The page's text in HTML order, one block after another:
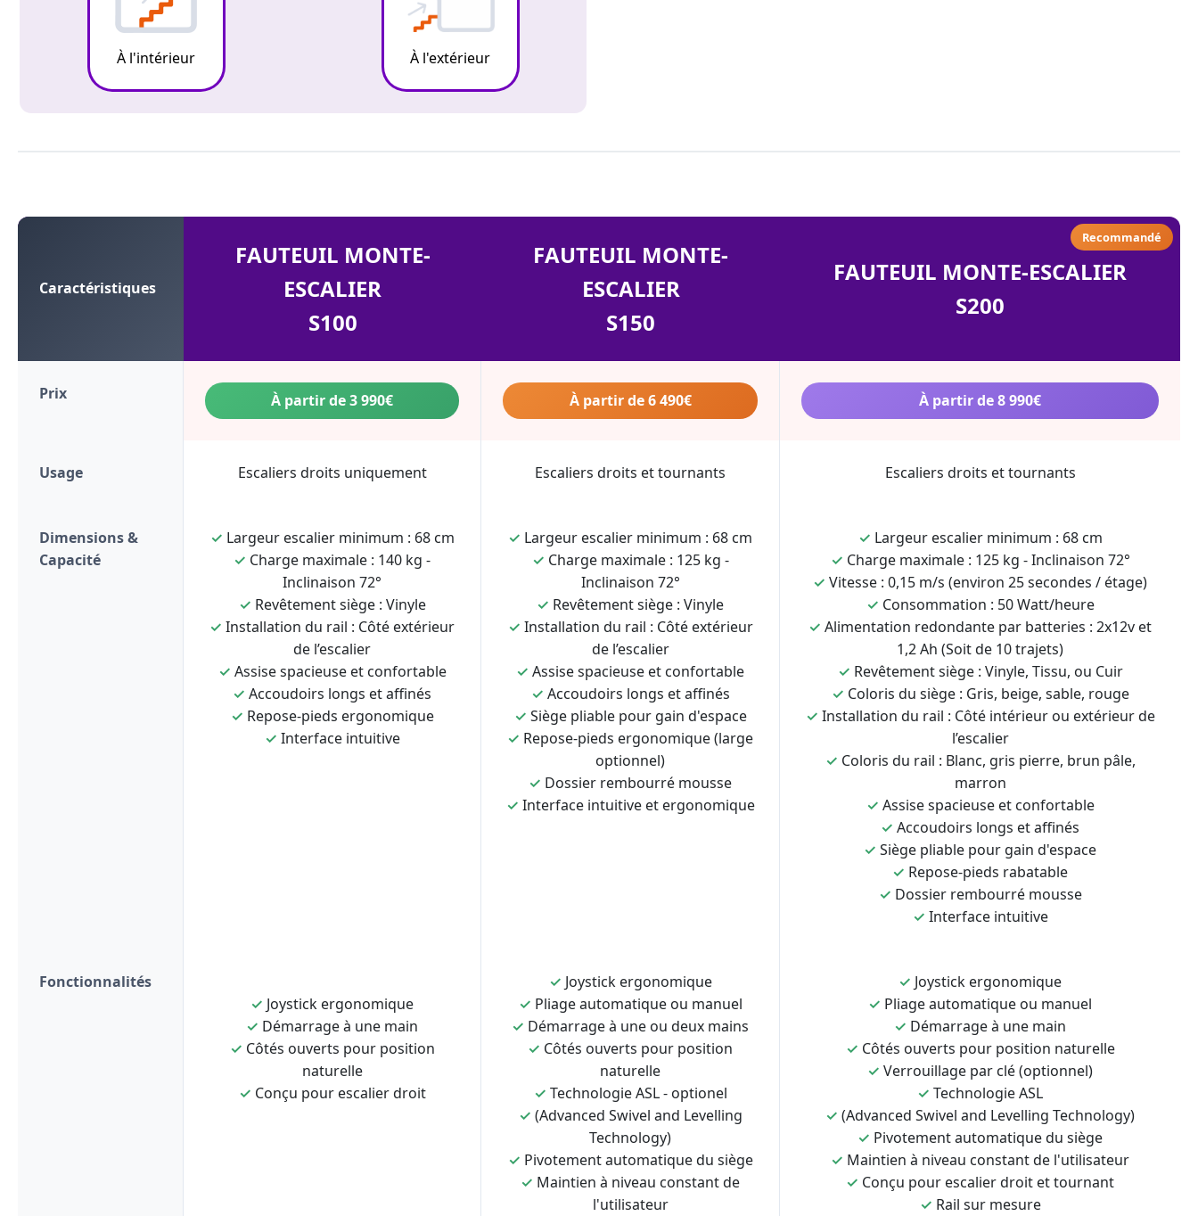
À l'intérieur À l'extérieur
Caractéristiques
FAUTEUIL MONTE-
ESCALIER
S100
FAUTEUIL MONTE-
ESCALIER
S150
FAUTEUIL MONTE-ESCALIER
S200
Recommandé
Prix À partir de 3 990€ À partir de 6 490€ À partir de 8 990€
Usage Escaliers droits uniquement Escaliers droits et tournants Escaliers droits et tournants
Dimensions &
Capacité
✓ Largeur escalier minimum : 68 cm
✓ Charge maximale : 140 kg -
Inclinaison 72°
✓ Revêtement siège : Vinyle
✓ Installation du rail : Côté extérieur
de l’escalier
✓ Assise spacieuse et confortable
✓ Accoudoirs longs et affinés
✓ Repose-pieds ergonomique
✓ Interface intuitive
✓ Largeur escalier minimum : 68 cm
✓ Charge maximale : 125 kg -
Inclinaison 72°
✓ Revêtement siège : Vinyle
✓ Installation du rail : Côté extérieur
de l’escalier
✓ Assise spacieuse et confortable
✓ Accoudoirs longs et affinés
✓ Siège pliable pour gain d'espace
✓ Repose-pieds ergonomique (large
optionnel)
✓ Dossier rembourré mousse
✓ Interface intuitive et ergonomique
✓ Largeur escalier minimum : 68 cm
✓ Charge maximale : 125 kg - Inclinaison 72°
✓ Vitesse : 0,15 m/s (environ 25 secondes / étage)
✓ Consommation : 50 Watt/heure
✓ Alimentation redondante par batteries : 2x12v et
1,2 Ah (Soit de 10 trajets)
✓ Revêtement siège : Vinyle, Tissu, ou Cuir
✓ Coloris du siège : Gris, beige, sable, rouge
✓ Installation du rail : Côté intérieur ou extérieur de
l’escalier
✓ Coloris du rail : Blanc, gris pierre, brun pâle,
marron
✓ Assise spacieuse et confortable
✓ Accoudoirs longs et affinés
✓ Siège pliable pour gain d'espace
✓ Repose-pieds rabatable
✓ Dossier rembourré mousse
✓ Interface intuitive
Fonctionnalités
✓ Joystick ergonomique
✓ Démarrage à une main
✓ Côtés ouverts pour position
naturelle
✓ Conçu pour escalier droit
✓ Joystick ergonomique
✓ Pliage automatique ou manuel
✓ Démarrage à une ou deux mains
✓ Côtés ouverts pour position
naturelle
✓ Technologie ASL - optionel
✓ (Advanced Swivel and Levelling
Technology)
✓ Pivotement automatique du siège
✓ Maintien à niveau constant de
l'utilisateur
✓ Joystick ergonomique
✓ Pliage automatique ou manuel
✓ Démarrage à une main
✓ Côtés ouverts pour position naturelle
✓ Verrouillage par clé (optionnel)
✓ Technologie ASL
✓ (Advanced Swivel and Levelling Technology)
✓ Pivotement automatique du siège
✓ Maintien à niveau constant de l'utilisateur
✓ Conçu pour escalier droit et tournant
✓ Rail sur mesure